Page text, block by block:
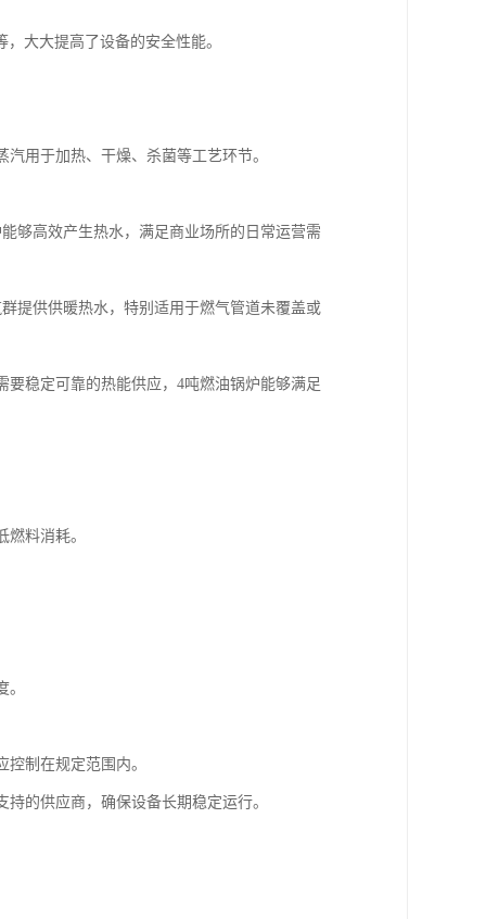
大大提高了设备的安全性能。
用于加热、干燥、杀菌等工艺环节。
够高效产生热水，满足商业场所的日常运营需
提供供暖热水，特别适用于燃气管道未覆盖或
稳定可靠的热能供应，4吨燃油锅炉能够满足
料消耗。
制在规定范围内。
的供应商，确保设备长期稳定运行。